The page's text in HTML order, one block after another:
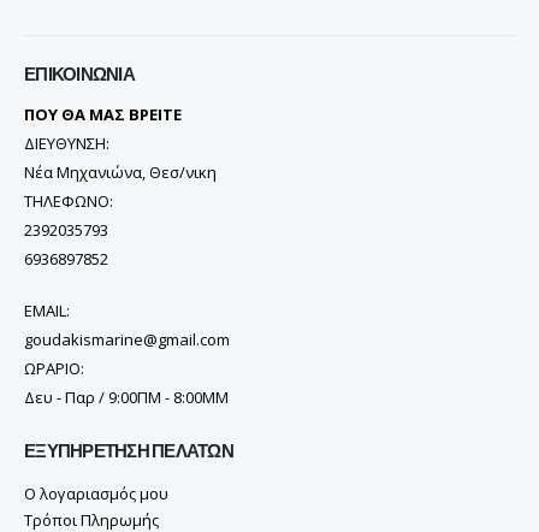
ΕΠΙΚΟΙΝΩΝΊΑ
ΠΟΥ ΘΑ ΜΑΣ ΒΡΕΙΤΕ
ΔΙΕΥΘΥΝΣΗ:
Νέα Μηχανιώνα, Θεσ/νικη
ΤΗΛΕΦΩΝΟ:
2392035793
6936897852
EMAIL:
goudakismarine@gmail.com
ΩΡΑΡΙΟ:
Δευ - Παρ / 9:00ΠΜ - 8:00ΜΜ
ΕΞΥΠΗΡΈΤΗΣΗ ΠΕΛΑΤΏΝ
Ο λογαριασμός μου
Τρόποι Πληρωμής